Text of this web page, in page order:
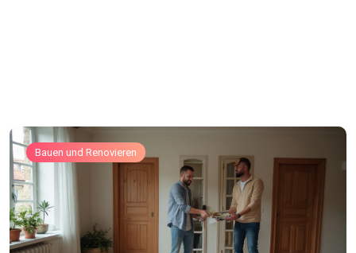
Bauen und Renovieren